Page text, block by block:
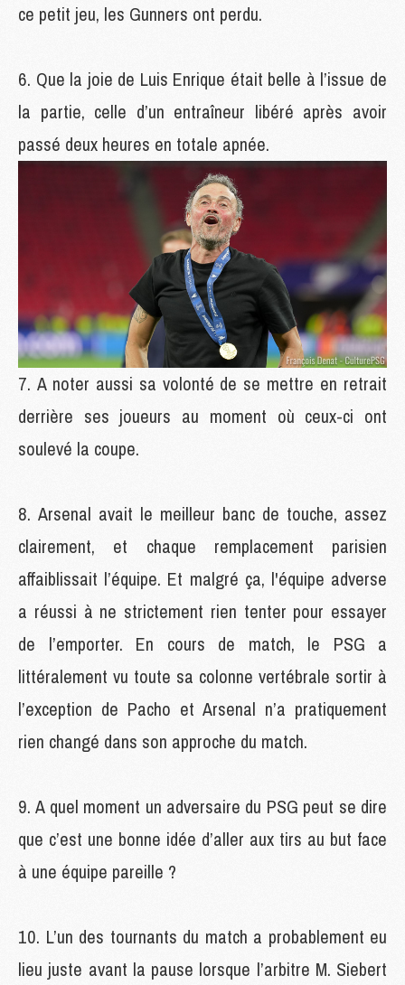
ce petit jeu, les Gunners ont perdu.
Que la joie de Luis Enrique était belle à l’issue de
la partie, celle d’un entraîneur libéré après avoir
passé deux heures en totale apnée.
A noter aussi sa volonté de se mettre en retrait
derrière ses joueurs au moment où ceux-ci ont
soulevé la coupe.
Arsenal avait le meilleur banc de touche, assez
clairement, et chaque remplacement parisien
affaiblissait l’équipe. Et malgré ça, l'équipe adverse
a réussi à ne strictement rien tenter pour essayer
de l’emporter. En cours de match, le PSG a
littéralement vu toute sa colonne vertébrale sortir à
l’exception de Pacho et Arsenal n’a pratiquement
rien changé dans son approche du match.
A quel moment un adversaire du PSG peut se dire
que c’est une bonne idée d’aller aux tirs au but face
à une équipe pareille ?
L’un des tournants du match a probablement eu
lieu juste avant la pause lorsque l’arbitre M. Siebert